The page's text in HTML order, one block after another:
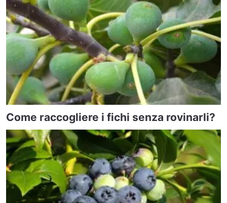
Come raccogliere i fichi senza rovinarli?